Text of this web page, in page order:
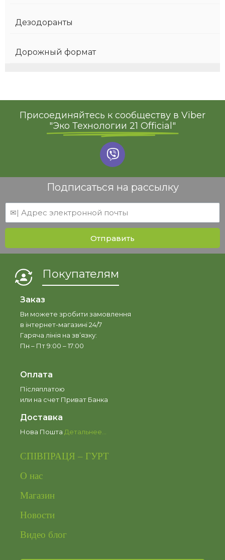
Дезодоранты
Дорожный формат
Присоединяйтесь к сообществу в Viber
"Эко Технологии 21 Official"
Подписаться на рассылку
Отправить
Покупателям
Заказ
Ви можете зробити замовлення
в інтернет-магазині 24/7
Гаряча лінія на зв’язку:
Пн – Пт 9:00 – 17:00
Оплата
Післяплатою
или на счет Приват Банка
Доставка
Нова Пошта Детальнее...
СПІВПРАЦЯ – ГУРТ
О нас
Магазин
Новости
Видео блог